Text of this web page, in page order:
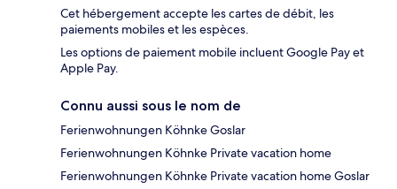
Cet hébergement accepte les cartes de débit, les
paiements mobiles et les espèces.
Les options de paiement mobile incluent Google Pay et
Apple Pay.
Connu aussi sous le nom de
Ferienwohnungen Köhnke Goslar
Ferienwohnungen Köhnke Private vacation home
Ferienwohnungen Köhnke Private vacation home Goslar